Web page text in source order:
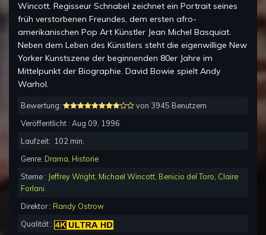
Wincott. Regisseur Schnabel zeichnet ein Portrait seines
früh verstorbenen Freundes, dem ersten afro-
amerikanischen Pop Art Künstler Jean Michel Basquiat.
Neben dem Leben des Künstlers steht die eigenwillige New
Yorker Kunstszene der beginnenden 80er Jahre im
Mittelpunkt der Biographie. David Bowie spielt Andy
Warhol.
Bewertung:
von 3945 Benutzern
Veröffentlicht : Aug 09, 1996
Laufzeit: 102 min.
Genre: Drama Historie
Sterne : Jeffrey Wright Michael Wincott Benicio del Toro Claire
Forlani
Direktor : Randy Ostrow
Qualität :